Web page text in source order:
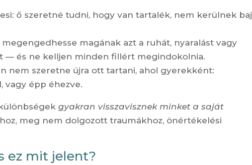
ő szeretné tudni, hogy van tartalék, nem kerülnek
magának azt a ruhát, nyaralást vagy
— és ne kelljen minden fillért megindokolnia.
nem szeretne újra ott tartani, ahol gyerekként:
vagy épp éhezve.
gyakran visszavisznek minket a saját
meg nem dolgozott traumákhoz, önértékelési
ez mit jelent?